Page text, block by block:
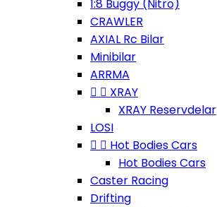
1:8 Buggy (Nitro)
CRAWLER
AXIAL Rc Bilar
Minibilar
ARRMA
  XRAY
XRAY Reservdelar
LOSI
  Hot Bodies Cars
Hot Bodies Cars
Caster Racing
Drifting